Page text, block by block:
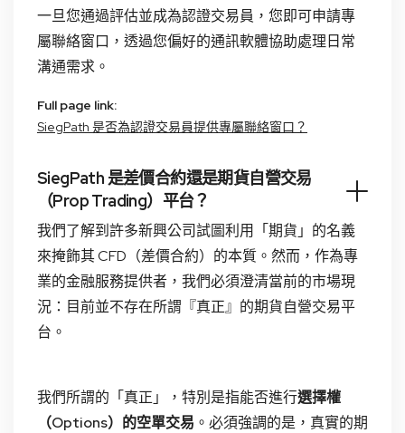
一旦您通過評估並成為認證交易員，您即可申請專
屬聯絡窗口，透過您偏好的通訊軟體協助處理日常
溝通需求。
Full page link:
SiegPath 是否為認證交易員提供專屬聯絡窗口？
SiegPath 是差價合約還是期貨自營交易
（Prop Trading）平台？
我們了解到許多新興公司試圖利用「期貨」的名義
來掩飾其 CFD（差價合約）的本質。然而，作為專
業的金融服務提供者，我們必須澄清當前的市場現
況：目前並不存在所謂『真正』的期貨自營交易平
台。
我們所謂的「真正」，特別是指能否進行選擇權
（Options）的空單交易 。必須強調的是，真實的期